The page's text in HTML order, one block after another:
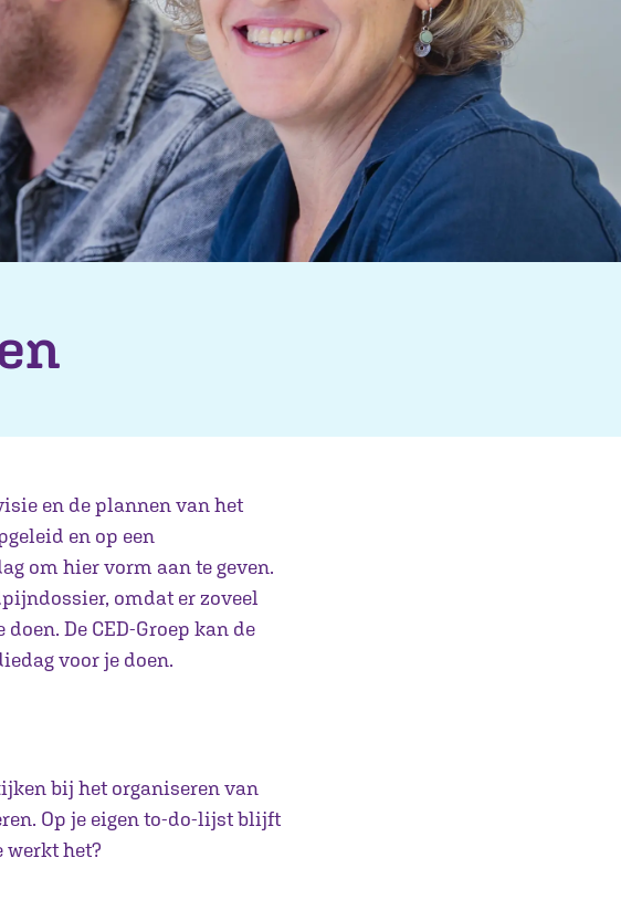
en de plannen van het
en op een
om hier vorm aan te geven.
omdat er zoveel
De CED-Groep kan de
voor je doen.
bij het organiseren van
Op je eigen to-do-lijst blijft
werkt het?